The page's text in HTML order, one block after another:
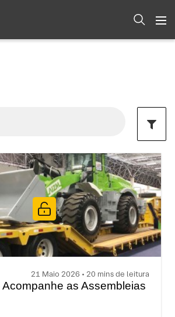
21 Maio 2026 • 20 mins de leitura
Acompanhe as Assembleias